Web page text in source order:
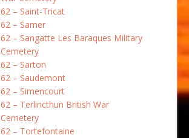
62 – Saint-Tricat
62 – Samer
62 – Sangatte Les Baraques Military
Cemetery
62 – Sarton
62 – Saudemont
62 – Simencourt
62 – Terlincthun British War
Cemetery
62 – Tortefontaine